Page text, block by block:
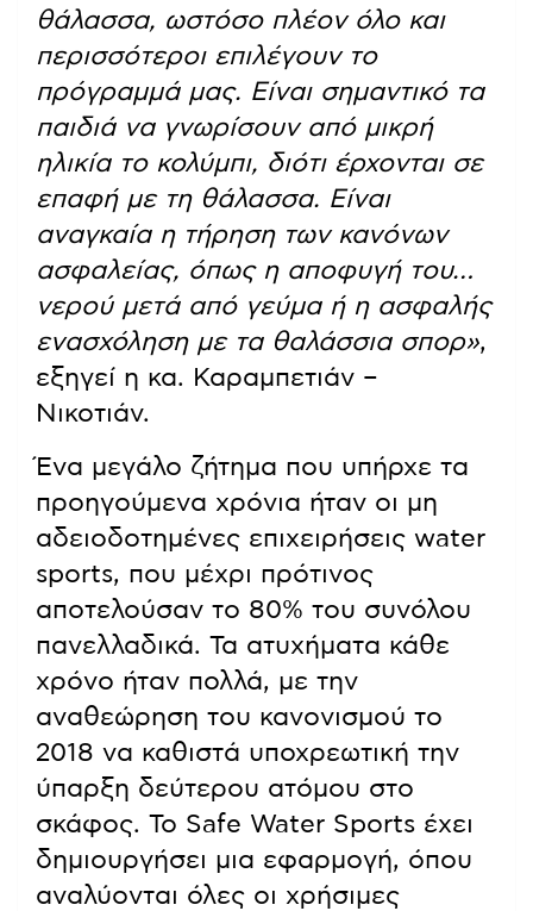
θάλασσα, ωστόσο πλέον όλο και
περισσότεροι επιλέγουν το
πρόγραμμά μας. Είναι σημαντικό τα
παιδιά να γνωρίσουν από μικρή
ηλικία το κολύμπι, διότι έρχονται σε
επαφή με τη θάλασσα. Είναι
αναγκαία η τήρηση των κανόνων
ασφαλείας, όπως η αποφυγή του…
νερού μετά από γεύμα ή η ασφαλής
ενασχόληση με τα θαλάσσια σπορ»,
εξηγεί η κα. Καραμπετιάν –
Νικοτιάν.
Ένα μεγάλο ζήτημα που υπήρχε τα
προηγούμενα χρόνια ήταν οι μη
αδειοδοτημένες επιχειρήσεις water
sports, που μέχρι πρότινος
αποτελούσαν το 80% του συνόλου
πανελλαδικά. Τα ατυχήματα κάθε
χρόνο ήταν πολλά, με την
αναθεώρηση του κανονισμού το
2018 να καθιστά υποχρεωτική την
ύπαρξη δεύτερου ατόμου στο
σκάφος. Το Safe Water Sports έχει
δημιουργήσει μια εφαρμογή, όπου
αναλύονται όλες οι χρήσιμες